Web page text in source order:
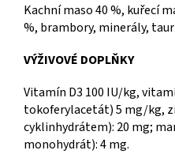
Kachní maso 40 %, kuřecí
%, brambory, minerály,
VÝŽIVOVÉ DOPLŇKY
Vitamín D3 100 IU/kg,
tokoferylacetát) 5 mg/kg,
cyklinhydrátem): 20 mg;
monohydrát): 4 mg.